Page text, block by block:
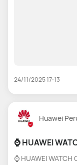
24/11/2025 17:13
Huawei
⌚ HUAWEI
quitar y limpiar
⌚ HUAWEI